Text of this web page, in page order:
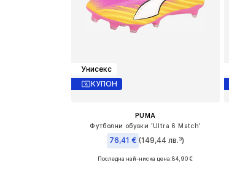
Унисекс
КУПОН
PUMA
Футболни обувки 'Ultra 6 Match'
76,41 € (149,44 лв.³)
Предлага се в много размери
Последна най-ниска цена:84,90 €